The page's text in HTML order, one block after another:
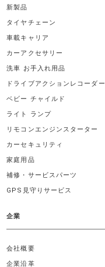
新製品
タイヤチェーン
車載キャリア
カーアクセサリー
洗車 お手入れ用品
ドライブアクションレコーダー
ベビー チャイルド
ライト ランプ
リモコンエンジンスターター
カーセキュリティ
家庭用品
補修・サービスパーツ
GPS見守りサービス
企業
会社概要
企業沿革